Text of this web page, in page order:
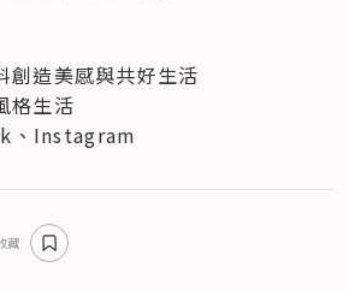
創造美感與共好生活
格生活
、Instagram
藏